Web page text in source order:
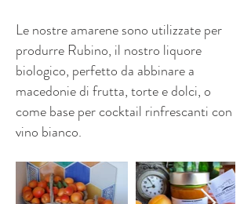
Le nostre amarene sono utilizzate per
produrre Rubino, il nostro liquore
biologico, perfetto da abbinare a
macedonie di frutta, torte e dolci, o
come base per cocktail rinfrescanti con
vino bianco.